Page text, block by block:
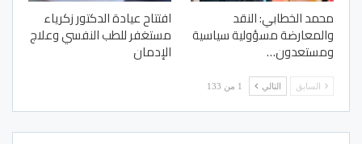
محمد الخطابي: النقد
والمعارضة مسؤولية سياسية
ومستعدون…
افتتاح عيادة الدكتور زكرياء
مستغفر للطب النفسي وعلاج
الإدمان
السابق التالي 1 من 133